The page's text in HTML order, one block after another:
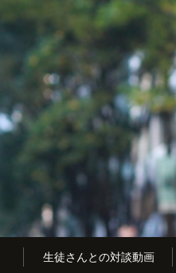
生徒さんとの対談動画